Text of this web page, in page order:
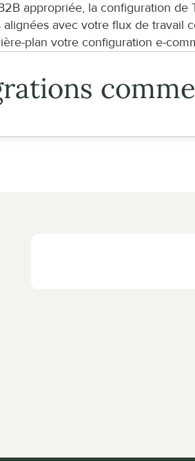
appropriée, la configuration
avec votre flux de travail
plan votre configuration e-